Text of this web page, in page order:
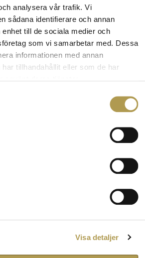
analysera vår trafik. Vi
sådana identifierare och annan
enhet till de sociala medier och
som vi samarbetar med. Dessa
informationen med annan
tillhandahållit eller som de har
Visa detaljer
medier
är en kraftfull plattform som kan
att skapa gemenskap och dela
viktigt att använda dessa
andras integritet och samtycke